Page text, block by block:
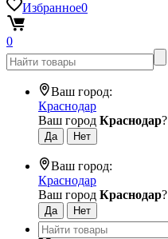
Избранное0
0
Ваш город:
Краснодар
Ваш город Краснодар?
Ваш город:
Краснодар
Ваш город Краснодар?